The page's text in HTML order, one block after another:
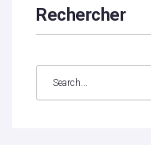
Rechercher